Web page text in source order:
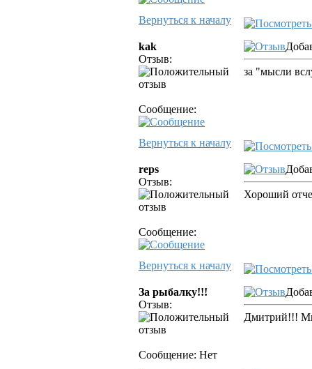
Вернуться к началу
kak
Отзыв:
Сообщение:
за "мысли
Вернуться к началу
reps
Отзыв:
Сообщение:
Хороший
Вернуться к началу
За рыбалку!!!
Отзыв:
Сообщение: Нет
Дмитрий!!!